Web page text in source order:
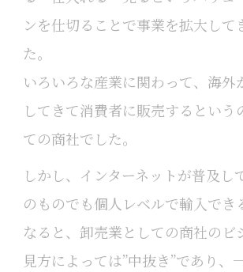
ンを仕切ることで事業を拡大して
た。
いろいろな産業に関わって、海外
してきて消費者に販売するという
ての商社でした。
しかし、インターネットが普及し
のものでも個人レベルで輸入でき
なると、卸売業としての商社のビ
見方によっては”中抜き”であり、